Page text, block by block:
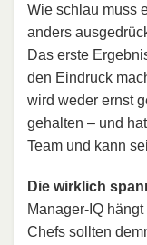
Wie schlau muss
anders
Das erste
den Eindruck
wird weder ernst
gehalten – und
Team und kann
Die wirklich
Manager-IQ
Chefs sollten